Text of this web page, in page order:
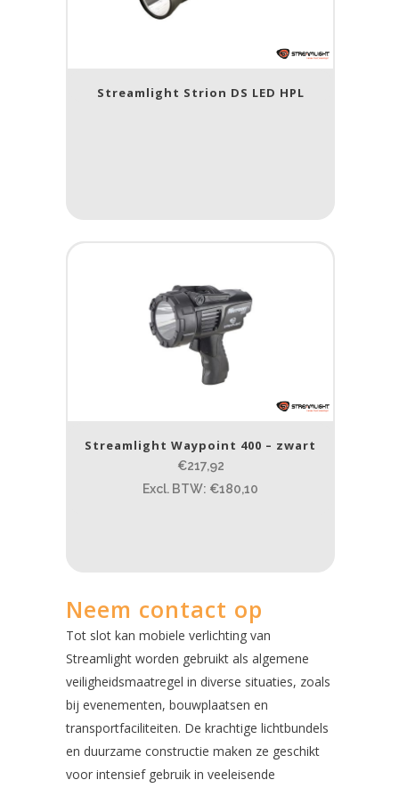
Streamlight Strion DS LED HPL
Streamlight Waypoint 400 – zwart
€217,92
Excl. BTW: €180,10
Neem contact op
Tot slot kan mobiele verlichting van
Streamlight worden gebruikt als algemene
veiligheidsmaatregel in diverse situaties, zoals
bij evenementen, bouwplaatsen en
transportfaciliteiten. De krachtige lichtbundels
en duurzame constructie maken ze geschikt
voor intensief gebruik in veeleisende